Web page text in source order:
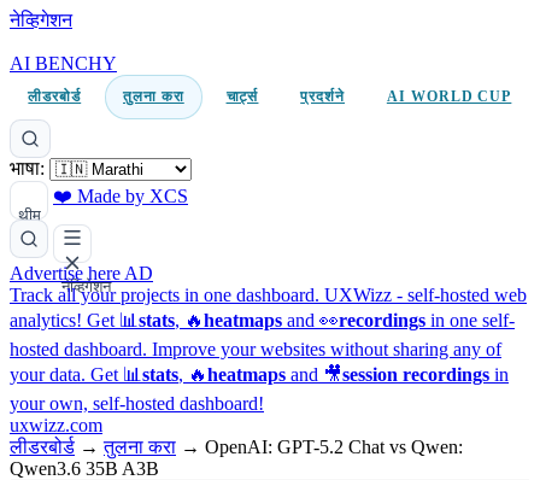
नेव्हिगेशन
AI BENCHY
लीडरबोर्ड तुलना करा चार्ट्स प्रदर्शने AI WORLD CUP
भाषा:
थीम
❤️ Made by XCS
नेव्हिगेशन
Advertise here AD
Track all your projects in one dashboard. UXWizz - self-hosted web
analytics! Get 📊 stats, 🔥heatmaps and 👀recordings in one self-
hosted dashboard. Improve your websites without sharing any of
your data. Get 📊 stats, 🔥heatmaps and 🎥session recordings in
your own, self-hosted dashboard!
uxwizz.com
लीडरबोर्ड → तुलना करा → OpenAI: GPT-5.2 Chat vs Qwen:
Qwen3.6 35B A3B